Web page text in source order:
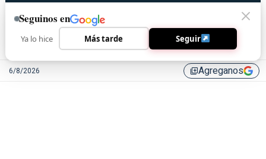
6/8/2026 library_addAgreganos
Seguinos en
Ya lo hice Más tarde Seguir